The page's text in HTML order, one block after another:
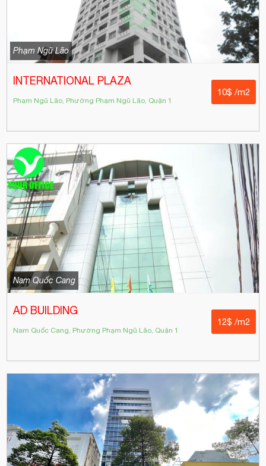
Phạm Ngũ Lão
INTERNATIONAL PLAZA
Phạm Ngũ Lão, Phường Phạm Ngũ Lão, Quận 1
10$ /m2
Nam Quốc Cang
AD BUILDING
Nam Quốc Cang, Phường Phạm Ngũ Lão, Quận 1
12$ /m2